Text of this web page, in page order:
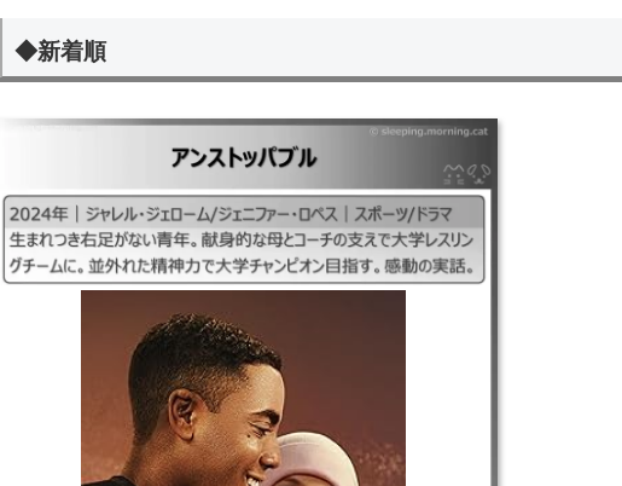
◆新着順
｜2024年｜ジャレル・ジェローム/ジェニファー・ロペス｜スポ
ーツ/ドラマ ｜生まれつき右足がない青年。献身的な母とコーチ
の支えで大学レスリングチームに。並外れた精神力で大学チャ
ンピオン目指す。感動の実話。